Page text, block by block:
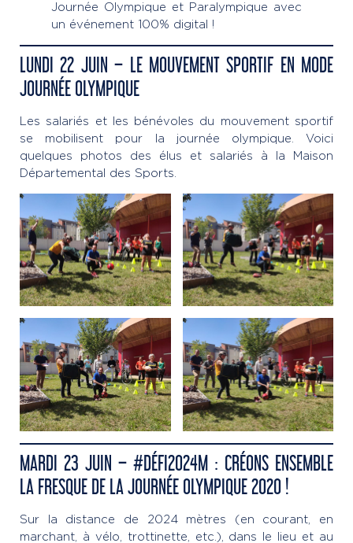
Journée Olympique et Paralympique avec
un événement 100% digital !
LUNDI 22 JUIN – LE MOUVEMENT SPORTIF EN MODE
JOURNÉE OLYMPIQUE
Les salariés et les bénévoles du mouvement sportif
se mobilisent pour la journée olympique. Voici
quelques photos des élus et salariés à la Maison
Départemental des Sports.
MARDI 23 JUIN – #DÉFI2024M : CRÉONS ENSEMBLE
LA FRESQUE DE LA JOURNÉE OLYMPIQUE 2020 !
Sur la distance de 2024 mètres (en courant, en
marchant, à vélo, trottinette, etc.), dans le lieu et au